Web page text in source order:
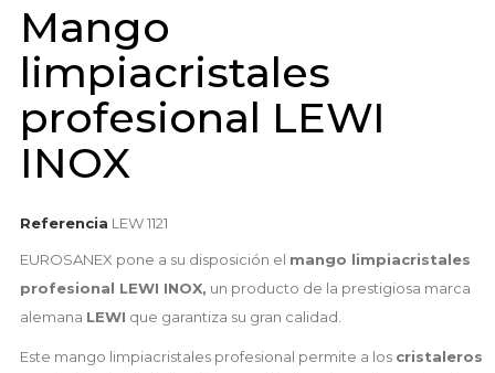
Mango
limpiacristales
profesional LEWI
INOX
Referencia LEW 1121
EUROSANEX pone a su disposición el mango limpiacristales
profesional LEWI INOX, un producto de la prestigiosa marca
alemana LEWI que garantiza su gran calidad.
Este mango limpiacristales profesional permite a los cristaleros